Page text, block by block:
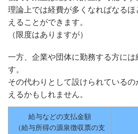
理論上では経費が多くなればなる
えることができます。
（限度はありますが）
一方、企業や団体に勤務する方に
す。
その代わりとして設けられている
えるかもしれません。
給与などの支払金額
（給与所得の源泉徴収票の支